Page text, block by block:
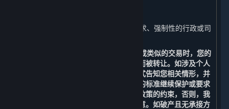
2. 根据适用的法律法规、法律程序的要求、强制性的行政或司
3. 在涉及合并、收购、资产转让、破产或类似的交易时，您的
个人信息有可能作为此类交易的一部分而被转让。如涉及个人
信息转让，我们将通过通知、公告等形式告知您相关情形，并
会按照法律法规及不低于本政策所要求的标准继续保护或要求
新的持有您个人信息的受让方继续受本政策的约束，否则，我
们将要求该受让方重新向您征求授权同意。如破产且无承接方